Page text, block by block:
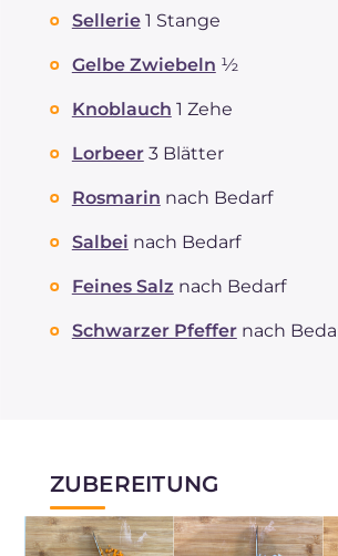
Sellerie 1 Stange
Gelbe Zwiebeln ½
Knoblauch 1 Zehe
Lorbeer 3 Blätter
Rosmarin nach Bedarf
Salbei nach Bedarf
Feines Salz nach Bedarf
Schwarzer Pfeffer nach
ZUBEREITUNG